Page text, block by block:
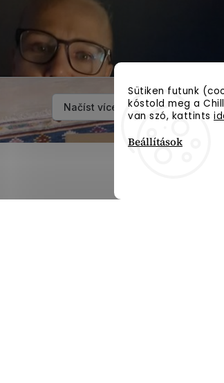
Sütiken futunk
kóstold meg a
van szó, kattints
Beállítások